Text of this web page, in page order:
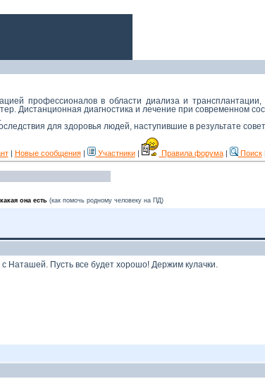
профессионалов в области диализа и
Дистанционная диагностика и лечение при современном
для здоровья людей, наступившие в результате
| Новые сообщения| Участники| Правила форума| Поиск|
она есть (как помочь родному человеку на ПД)
Наташей. Пусть все будет хорошо! Держим кулачки.